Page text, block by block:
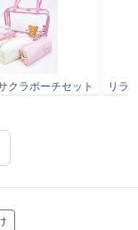
クラポーチセット リラ